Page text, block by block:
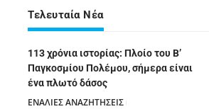
Τελευταία Νέα
113 χρόνια ιστορίας: Πλοίο του Β’
Παγκοσμίου Πολέμου, σήμερα είναι
ένα πλωτό δάσος
ΕΝΑΛΙΕΣ ΑΝΑΖΗΤΗΣΕΙΣ